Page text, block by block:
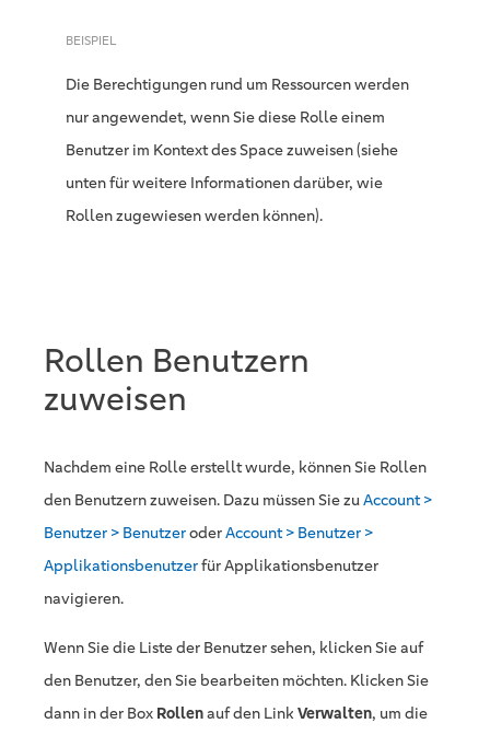
BEISPIEL
Die Berechtigungen rund um Ressourcen werden
nur angewendet, wenn Sie diese Rolle einem
Benutzer im Kontext des Space zuweisen (siehe
unten für weitere Informationen darüber, wie
Rollen zugewiesen werden können).
Rollen Benutzern
zuweisen
Nachdem eine Rolle erstellt wurde, können Sie Rollen
den Benutzern zuweisen. Dazu müssen Sie zuAccount >
Benutzer > BenutzeroderAccount > Benutzer >
Applikationsbenutzerfür Applikationsbenutzer
navigieren.
Wenn Sie die Liste der Benutzer sehen, klicken Sie auf
den Benutzer, den Sie bearbeiten möchten. Klicken Sie
dann in der Box Rollenauf den Link Verwalten, um die